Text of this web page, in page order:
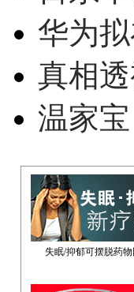
华为
真相
温家
失眠/抑郁可摆脱药